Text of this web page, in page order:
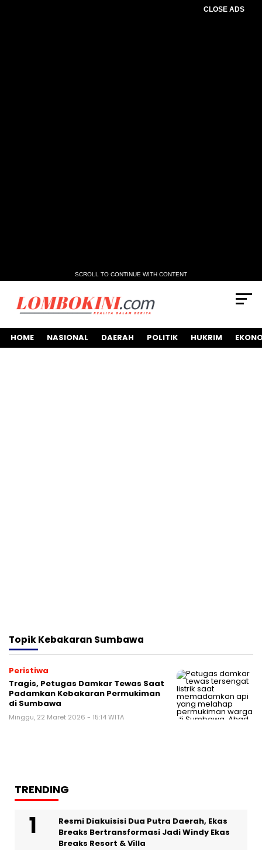
CLOSE ADS
SCROLL TO CONTINUE WITH CONTENT
HOME NASIONAL DAERAH POLITIK HUKRIM
TopikKebakaran Sumbawa
Peristiwa
Tragis, Petugas Damkar Tewas Saat
Padamkan Kebakaran Permukiman
di Sumbawa
Minggu, 22 Maret 2026 - 15:14 WITA
TRENDING
Resmi Diakuisisi Dua Putra Daerah, Ekas
Breaks Bertransformasi Jadi Windy Ekas
Breaks Resort & Villa